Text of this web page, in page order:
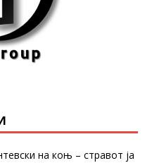
на коњ – стравот ја